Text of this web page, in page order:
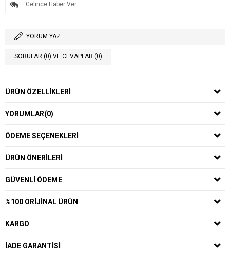
Gelince Haber Ver
YORUM YAZ
SORULAR (0) VE CEVAPLAR (0)
ÜRÜN ÖZELLIKLERI
YORUMLAR(0)
ÖDEME SEÇENEKLERI
ÜRÜN ÖNERILERI
GÜVENLI ÖDEME
%100 ORIJINAL ÜRÜN
KARGO
İADE GARANTISI